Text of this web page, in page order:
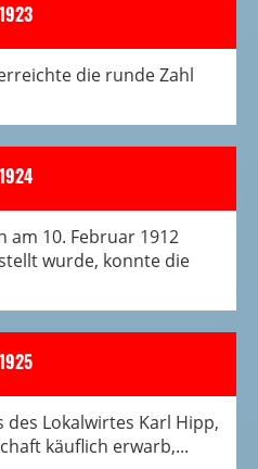
1923
die runde Zahl
1924
am 10. Februar 1912
wurde, konnte die
1925
des Lokalwirtes Karl Hipp,
käuflich erwarb,...